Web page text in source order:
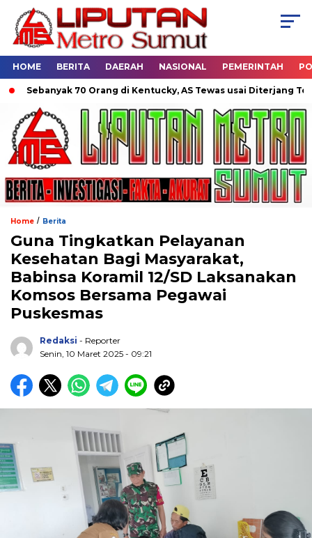
HOME BERITA DAERAH NASIONAL PEMERINTAH
70 Orang di Kentucky, AS Tewas usai Diterjang Tornado
Home / Berita
Guna Tingkatkan Pelayanan
Kesehatan Bagi Masyarakat,
Babinsa Koramil 12/SD Laksanakan
Komsos Bersama Pegawai
Puskesmas
Redaksi - Reporter
Senin, 10 Maret 2025 - 09:21